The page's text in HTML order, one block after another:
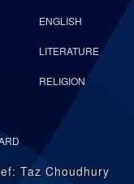
ENGLISH
LITERATURE
RELIGION
Taz Choudhury